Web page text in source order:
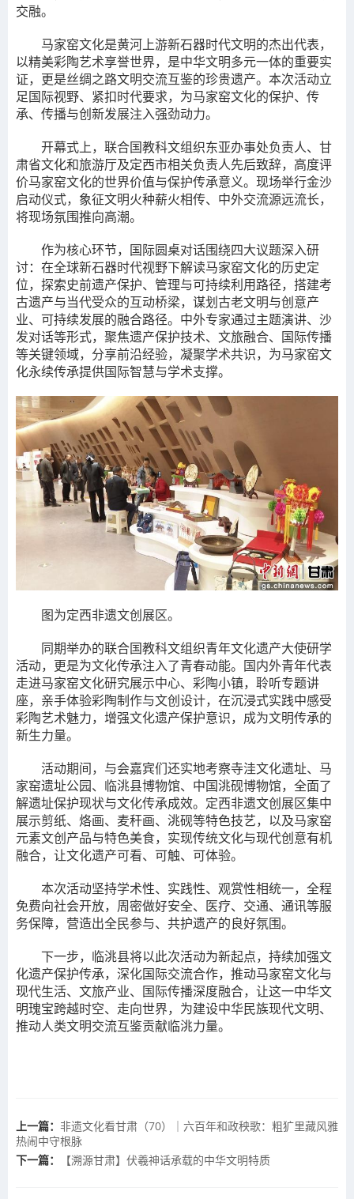
交融。
马家窑文化是黄河上游新石器时代文明的杰出代表，
以精美彩陶艺术享誉世界，是中华文明多元一体的重要实
证，更是丝绸之路文明交流互鉴的珍贵遗产。本次活动立
足国际视野、紧扣时代要求，为马家窑文化的保护、传
承、传播与创新发展注入强劲动力。
开幕式上，联合国教科文组织东亚办事处负责人、甘
肃省文化和旅游厅及定西市相关负责人先后致辞，高度评
价马家窑文化的世界价值与保护传承意义。现场举行金沙
启动仪式，象征文明火种薪火相传、中外交流源远流长，
将现场氛围推向高潮。
作为核心环节，国际圆桌对话围绕四大议题深入研
讨：在全球新石器时代视野下解读马家窑文化的历史定
位，探索史前遗产保护、管理与可持续利用路径，搭建考
古遗产与当代受众的互动桥梁，谋划古老文明与创意产
业、可持续发展的融合路径。中外专家通过主题演讲、沙
发对话等形式，聚焦遗产保护技术、文旅融合、国际传播
等关键领域，分享前沿经验，凝聚学术共识，为马家窑文
化永续传承提供国际智慧与学术支撑。
图为定西非遗文创展区。
同期举办的联合国教科文组织青年文化遗产大使研学
活动，更是为文化传承注入了青春动能。国内外青年代表
走进马家窑文化研究展示中心、彩陶小镇，聆听专题讲
座，亲手体验彩陶制作与文创设计，在沉浸式实践中感受
彩陶艺术魅力，增强文化遗产保护意识，成为文明传承的
新生力量。
活动期间，与会嘉宾们还实地考察寺洼文化遗址、马
家窑遗址公园、临洮县博物馆、中国洮砚博物馆，全面了
解遗址保护现状与文化传承成效。定西非遗文创展区集中
展示剪纸、烙画、麦秆画、洮砚等特色技艺，以及马家窑
元素文创产品与特色美食，实现传统文化与现代创意有机
融合，让文化遗产可看、可触、可体验。
本次活动坚持学术性、实践性、观赏性相统一，全程
免费向社会开放，周密做好安全、医疗、交通、通讯等服
务保障，营造出全民参与、共护遗产的良好氛围。
下一步，临洮县将以此次活动为新起点，持续加强文
化遗产保护传承，深化国际交流合作，推动马家窑文化与
现代生活、文旅产业、国际传播深度融合，让这一中华文
明瑰宝跨越时空、走向世界，为建设中华民族现代文明、
推动人类文明交流互鉴贡献临洮力量。
上一篇： 非遗文化看甘肃（70）｜六百年和政秧歌：粗犷里藏风雅
热闹中守根脉
下一篇：
【溯源甘肃】伏羲神话承载的中华文明特质